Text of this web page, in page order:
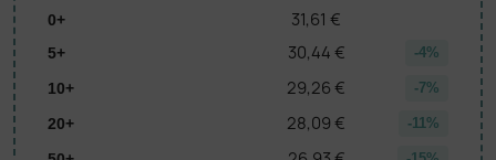
0+ 31,61 €
5+ 30,44 € -4%
10+ 29,26 € -7%
20+ 28,09 € -11%